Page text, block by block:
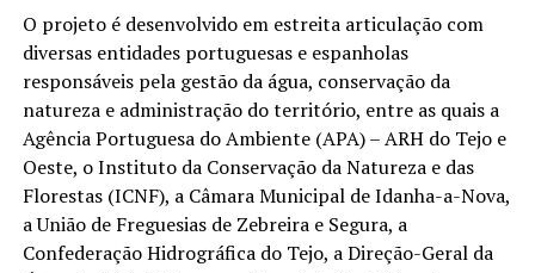
O projeto é desenvolvido em estreita articulação com
diversas entidades portuguesas e espanholas
responsáveis pela gestão da água, conservação da
natureza e administração do território, entre as quais a
Agência Portuguesa do Ambiente (APA) – ARH do Tejo e
Oeste, o Instituto da Conservação da Natureza e das
Florestas (ICNF), a Câmara Municipal de Idanha-a-Nova,
a União de Freguesias de Zebreira e Segura, a
Confederação Hidrográfica do Tejo, a Direção-Geral da